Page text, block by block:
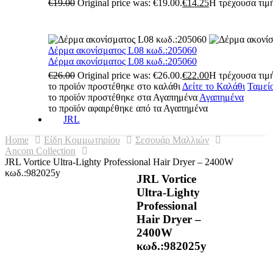
€19.00 Original price was: €19.00.€14.25Η τρέχουσα
Δέρμα ακονίσματος L08 κωδ.:205060
Δέρμα ακονίσματος L08 κωδ.:205060
€26.00 Original price was: €26.00.€22.00Η τρέχουσα
το προϊόν προστέθηκε στο καλάθι Δείτε το Καλάθι
το προϊόν προστέθηκε στα Αγαπημένα Αγαπημένα
το προϊόν αφαιρέθηκε από τα Αγαπημένα
JRL
Home
Είδη Κομμωτηρίου
Σεσουάρ Μαλλιών
Ancom Collection
JRL Vortice Ultra-Lighty Professional Hair Dryer – 2400W
κωδ.:982025y
JRL Vortice
Ultra-Lighty
Professional
Hair Dryer –
2400W
κωδ.:982025y